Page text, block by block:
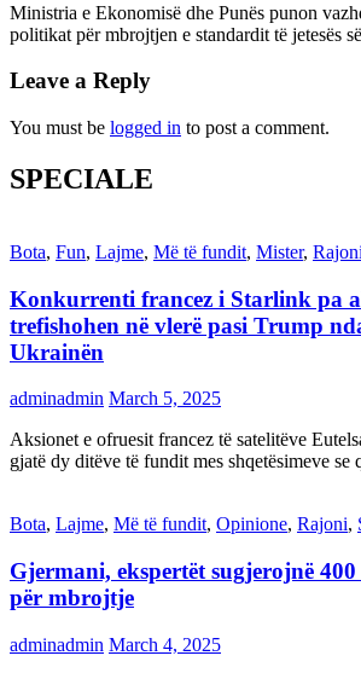
Ministria e Ekonomisë dhe Punës punon
politikat për mbrojtjen e standardit të jetesës
Leave a Reply
You must be logged in to post a comment.
SPECIALE
Bota, Fun, Lajme, Më të fundit, Mister, Rajoni
Konkurrenti francez i Starlink pa
trefishohen në vlerë pasi Trump
Ukrainën
adminadmin March 5, 2025
Aksionet e ofruesit francez të satelitëve
gjatë dy ditëve të fundit mes shqetësimeve se
Bota, Lajme, Më të fundit, Opinione, Rajoni,
Gjermani, ekspertët sugjerojnë
për mbrojtje
adminadmin March 4, 2025